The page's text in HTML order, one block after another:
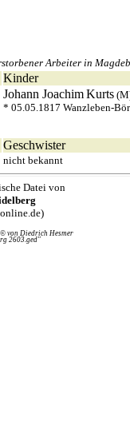
Arbeiter in
Kinder
Johann JoachimKurts
* 05.05.1817 Wanzleben-
Geschwister
nicht bekannt
Datei von
© von Diedrich Hesmer
2603.ged"